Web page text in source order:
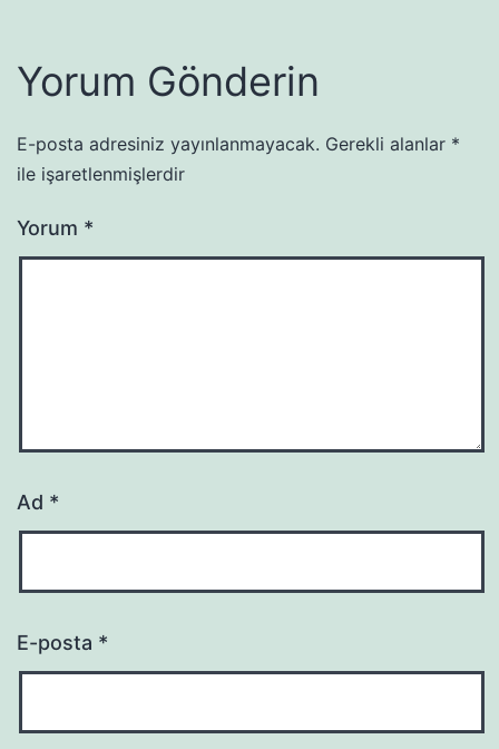
Yorum Gönderin
E-posta adresiniz yayınlanmayacak. Gerekli alanlar *
ile işaretlenmişlerdir
Yorum *
Ad *
E-posta *